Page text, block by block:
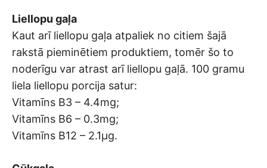
Liellopu gaļa
Kaut arī liellopu gaļa atpaliek no citiem šajā
rakstā pieminētiem produktiem, tomēr šo to
noderīgu var atrast arī liellopu gaļā. 100 gramu
liela liellopu porcija satur:
Vitamīns B3 – 4.4mg;
Vitamīns B6 – 0.3mg;
Vitamīns B12 – 2.1μg.